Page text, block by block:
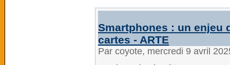
Smartphones : un enjeu
cartes - ARTE
Par coyote, mercredi 9 avril